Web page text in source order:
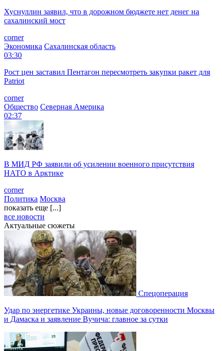
Хуснуллин заявил, что в дорожном бюджете нет денег на
сахалинский мост
corner
Экономика Сахалинская область
03:30
Рост цен заставил Пентагон пересмотреть закупки ракет для
Patriot
corner
Общество Северная Америка
02:37
В МИД РФ заявили об усилении военного присутствия
НАТО в Арктике
corner
Политика Москва
показать еще [...]
все новости
Актуальные сюжеты
Спецоперация
Удар по энергетике Украины, новые договоренности Москвы
и Дамаска и заявление Вучича: главное за сутки